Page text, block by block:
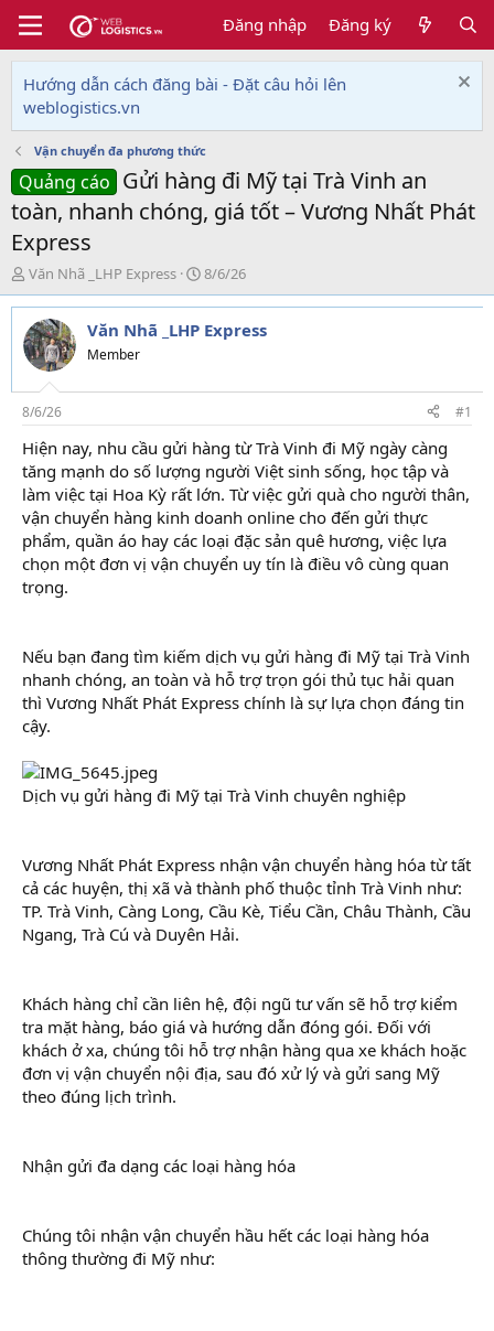
Đăng nhập Đăng ký
Hướng dẫn cách đăng bài - Đặt câu hỏi lên
weblogistics.vn
Vận chuyển đa phương thức
Quảng cáo Gửi hàng đi Mỹ tại Trà Vinh an
toàn, nhanh chóng, giá tốt – Vương Nhất Phát
Express
T
h
r
e
a
d
s
t
a
r
t
e
r
Văn Nhã _LHP Express
N
g
à
y
i
8/6/26
Văn Nhã _LHP Express
Member
8/6/26 #1
Hiện nay, nhu cầu gửi hàng từ Trà Vinh đi Mỹ ngày càng
tăng mạnh do số lượng người Việt sinh sống, học tập và
làm việc tại Hoa Kỳ rất lớn. Từ việc gửi quà cho người thân,
vận chuyển hàng kinh doanh online cho đến gửi thực
phẩm, quần áo hay các loại đặc sản quê hương, việc lựa
chọn một đơn vị vận chuyển uy tín là điều vô cùng quan
trọng.
Nếu bạn đang tìm kiếm dịch vụ gửi hàng đi Mỹ tại Trà Vinh
nhanh chóng, an toàn và hỗ trợ trọn gói thủ tục hải quan
thì Vương Nhất Phát Express chính là sự lựa chọn đáng tin
cậy.
Dịch vụ gửi hàng đi Mỹ tại Trà Vinh chuyên nghiệp
Vương Nhất Phát Express nhận vận chuyển hàng hóa từ tất
cả các huyện, thị xã và thành phố thuộc tỉnh Trà Vinh như:
TP. Trà Vinh, Càng Long, Cầu Kè, Tiểu Cần, Châu Thành, Cầu
Ngang, Trà Cú và Duyên Hải.
Khách hàng chỉ cần liên hệ, đội ngũ tư vấn sẽ hỗ trợ kiểm
tra mặt hàng, báo giá và hướng dẫn đóng gói. Đối với
khách ở xa, chúng tôi hỗ trợ nhận hàng qua xe khách hoặc
đơn vị vận chuyển nội địa, sau đó xử lý và gửi sang Mỹ
theo đúng lịch trình.
Nhận gửi đa dạng các loại hàng hóa
Chúng tôi nhận vận chuyển hầu hết các loại hàng hóa
thông thường đi Mỹ như: